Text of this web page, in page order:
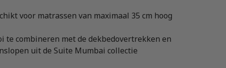
voor matrassen van maximaal 35 cm hoog
te combineren met de dekbedovertrekken en
uit de Suite Mumbai collectie